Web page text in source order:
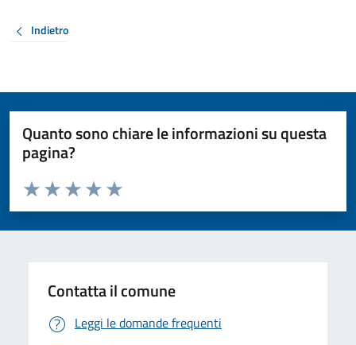
Indietro
Quanto sono chiare le informazioni su questa
pagina?
Valuta da 1 a 5 stelle la pagina
Valuta 5 stelle su 5
Valuta 4 stelle su 5
Valuta 3 stelle su 5
Valuta 2 stelle su 5
Valuta 1 stelle su 5
Contatta il comune
Leggi le domande frequenti